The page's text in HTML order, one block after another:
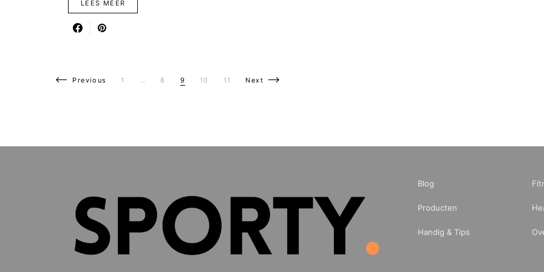
LEES MEER
Berichten paginering
Previous 1 8 9 10 11 Next
Blog
Producten
Handig & Tips